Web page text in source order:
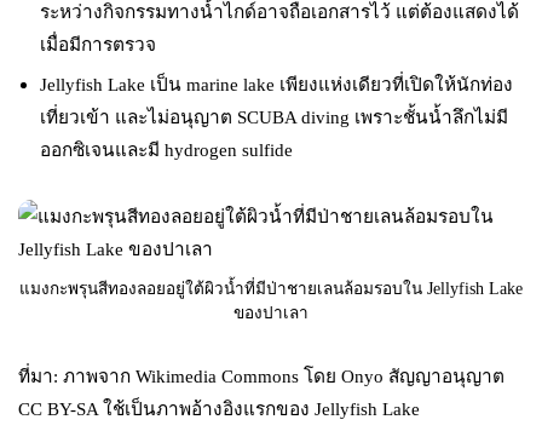
ระหว่างกิจกรรมทางน้ำไกด์อาจถือเอกสารไว้ แต่ต้องแสดงได้
เมื่อมีการตรวจ
Jellyfish Lake เป็น marine lake เพียงแห่งเดียวที่เปิดให้นักท่อง
เที่ยวเข้า และไม่อนุญาต SCUBA diving เพราะชั้นน้ำลึกไม่มี
ออกซิเจนและมี hydrogen sulfide
แมงกะพรุนสีทองลอยอยู่ใต้ผิวน้ำที่มีป่าชายเลนล้อมรอบใน Jellyfish Lake
ของปาเลา
ที่มา: ภาพจาก Wikimedia Commons โดย Onyo สัญญาอนุญาต
CC BY-SA ใช้เป็นภาพอ้างอิงแรกของ Jellyfish Lake